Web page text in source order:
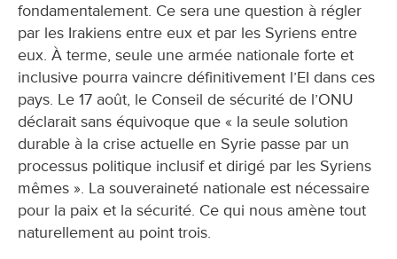
fondamentalement. Ce sera une question à régler
par les Irakiens entre eux et par les Syriens entre
eux. À terme, seule une armée nationale forte et
inclusive pourra vaincre définitivement l’EI dans ces
pays. Le 17 août, le Conseil de sécurité de l’ONU
déclarait sans équivoque que « la seule solution
durable à la crise actuelle en Syrie passe par un
processus politique inclusif et dirigé par les Syriens
mêmes ». La souveraineté nationale est nécessaire
pour la paix et la sécurité. Ce qui nous amène tout
naturellement au point trois.